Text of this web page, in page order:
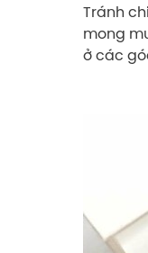
Tránh
mong
ở các